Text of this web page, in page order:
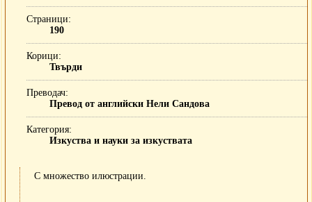
Страници
190
Корици
Твърди
Преводач
Превод от английски Нели Сандова
Категория
Изкуства и науки за изкуствата
С множество илюстрации.